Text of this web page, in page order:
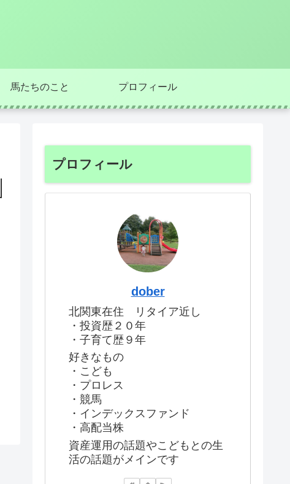
馬たちのこと プロフィール
プロフィール
dober
北関東在住 リタイア近し
・投資歴２０年
・子育て歴９年
好きなもの
・こども
・プロレス
・競馬
・インデックスファンド
・高配当株
資産運用の話題やこどもとの生
活の話題がメインです